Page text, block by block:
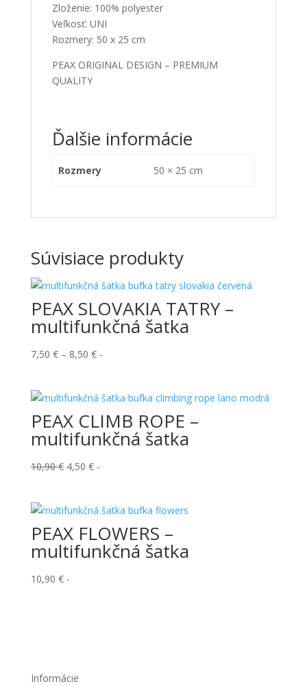
Zloženie: 100% polyester
Veľkosť: UNI
Rozmery: 50 x 25 cm
PEAX ORIGINAL DESIGN – PREMIUM
QUALITY
Ďalšie informácie
Rozmery 50 × 25 cm
Súvisiace produkty
PEAX SLOVAKIA TATRY –
multifunkčná šatka
7,50 € – 8,50 €Price
through
8,50 €
-
PEAX CLIMB ROPE –
multifunkčná šatka
10,90€ Pôvodná
10,90 €.
4,50 €Aktuálna
4,50 €.
-
PEAX FLOWERS –
multifunkčná šatka
10,90 € -
Informácie